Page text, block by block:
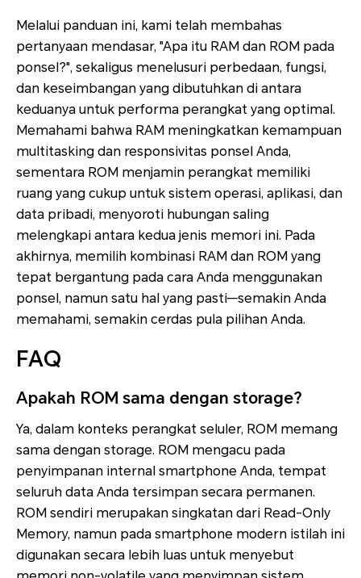
Melalui panduan ini, kami telah membahas
pertanyaan mendasar, "Apa itu RAM dan ROM pada
ponsel?", sekaligus menelusuri perbedaan, fungsi,
dan keseimbangan yang dibutuhkan di antara
keduanya untuk performa perangkat yang optimal.
Memahami bahwa RAM meningkatkan kemampuan
multitasking dan responsivitas ponsel Anda,
sementara ROM menjamin perangkat memiliki
ruang yang cukup untuk sistem operasi, aplikasi, dan
data pribadi, menyoroti hubungan saling
melengkapi antara kedua jenis memori ini. Pada
akhirnya, memilih kombinasi RAM dan ROM yang
tepat bergantung pada cara Anda menggunakan
ponsel, namun satu hal yang pasti—semakin Anda
memahami, semakin cerdas pula pilihan Anda.
FAQ
Apakah ROM sama dengan storage?
Ya, dalam konteks perangkat seluler, ROM memang
sama dengan storage. ROM mengacu pada
penyimpanan internal smartphone Anda, tempat
seluruh data Anda tersimpan secara permanen.
ROM sendiri merupakan singkatan dari Read-Only
Memory, namun pada smartphone modern istilah ini
digunakan secara lebih luas untuk menyebut